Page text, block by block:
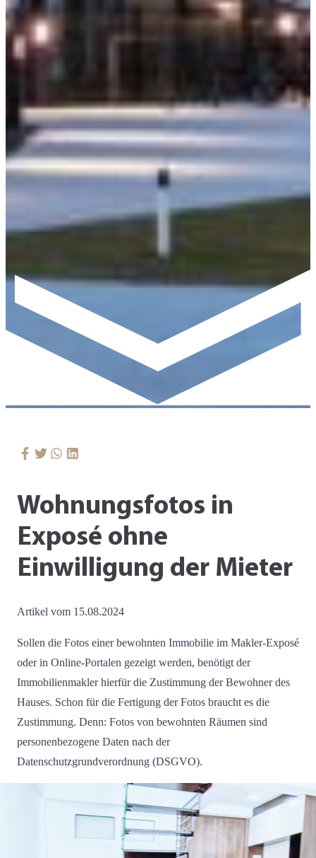
Wohnungsfotos in
Exposé ohne
Einwilligung der Mieter
Artikel vom 15.08.2024
Sollen die Fotos einer bewohnten Immobilie im Makler-Exposé
oder in Online-Portalen gezeigt werden, benötigt der
Immobilienmakler hierfür die Zustimmung der Bewohner des
Hauses. Schon für die Fertigung der Fotos braucht es die
Zustimmung. Denn: Fotos von bewohnten Räumen sind
personenbezogene Daten nach der
Datenschutzgrundverordnung (DSGVO).